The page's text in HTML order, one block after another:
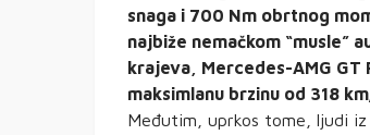
snaga i 700 Nm obrtnog
najbiže nemačkom “musle”
krajeva, Mercedes-AMG GT
maksimlanu brzinu od 318
Međutim, uprkos tome, ljudi